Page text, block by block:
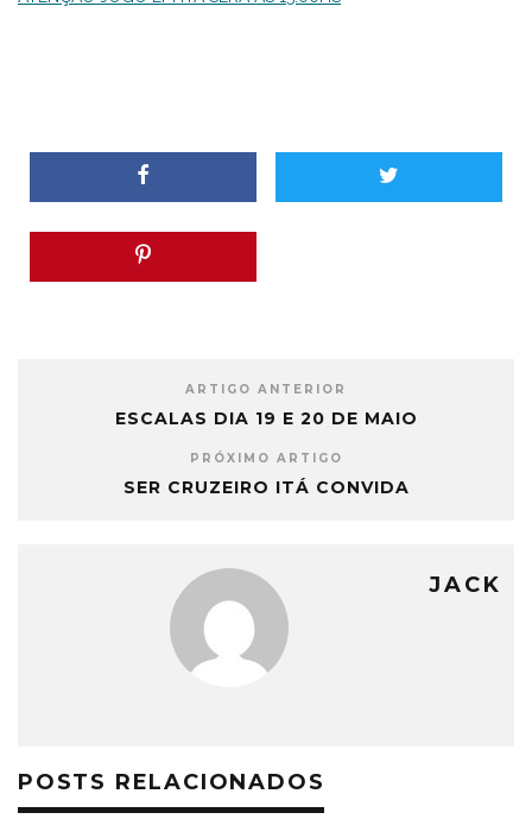
ARTIGO ANTERIOR
ESCALAS DIA 19 E 20 DE MAIO
PRÓXIMO ARTIGO
SER CRUZEIRO ITÁ CONVIDA
JACK
POSTS RELACIONADOS